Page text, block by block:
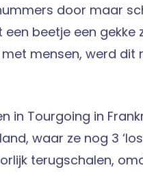
door maar
beetje een gekke
mensen, werd dit
in Tourgoing in
waar ze nog 3
terugschalen,